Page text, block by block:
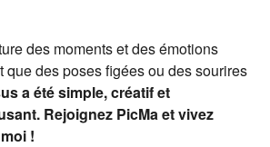
des moments et des émotions
que des poses figées ou des sourires
a été simple, créatif et
Rejoignez PicMa et vivez
!